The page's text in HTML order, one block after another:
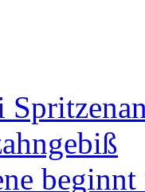
beginnt